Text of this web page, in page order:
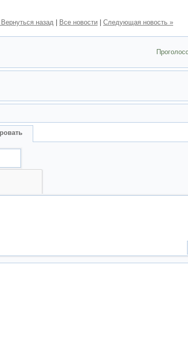
назад
Все новости Следующая новость »